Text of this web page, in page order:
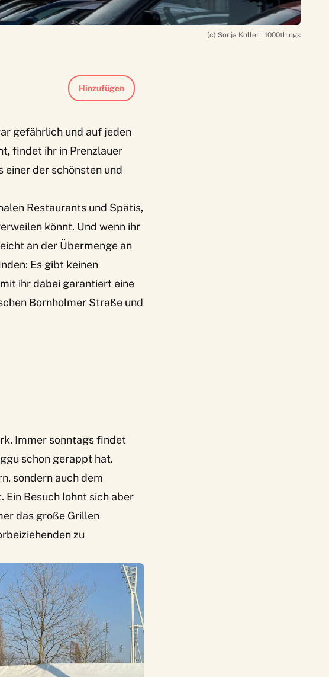
(c) Sonja Koller | 1000things
Hinzufügen
gefährlich und auf jeden
findet ihr in Prenzlauer
der schönsten und
Restaurants und Spätis,
könnt. Und wenn ihr
an der Übermenge an
Es gibt keinen
ihr dabei garantiert eine
Bornholmer Straße und
Immer sonntags findet
schon gerappt hat.
sondern auch dem
Ein Besuch lohnt sich aber
das große Grillen
zu